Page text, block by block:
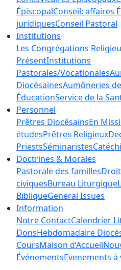
ÉpiscopalConseil: affaires
juridiquesConseil Pastoral
Institutions
Les Congrégations
PrésentInstitutions
Pastorales/Vocationales
DiocésainesAumôneries
ÉducationService de la
Personnel
Prêtres DiocésainsEn
étudesPrêtres Religieux
PriestsSéminaristes
Doctrines & Morales
Pastorale des familles
civiquesBureau Liturgique
BibliqueGeneral Issues
Information
Notre ContactCalendrier
DonsHebdomadaire
CoursMaison d’Accueil
ÉvénementsEvenements à